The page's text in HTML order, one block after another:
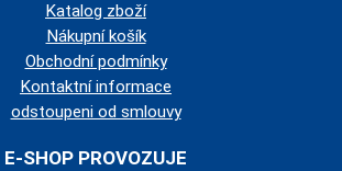
Katalog zboží
Nákupní košík
Obchodní podmínky
Kontaktní informace
odstoupeni od smlouvy
E-SHOP PROVOZUJE